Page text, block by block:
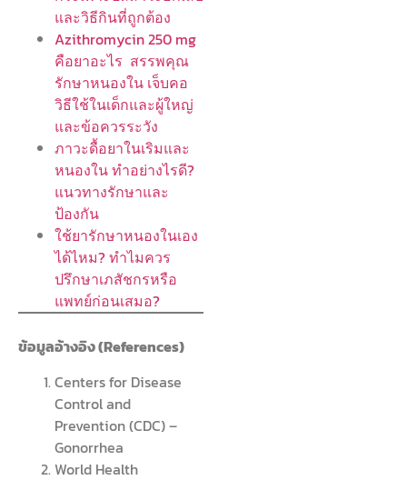
และวิธีกินที่ถูกต้อง
Azithromycin 250 mg
คือยาอะไร สรรพคุณ
รักษาหนองใน เจ็บคอ
วิธีใช้ในเด็กและผู้ใหญ่
และข้อควรระวัง
ภาวะดื้อยาในเริมและ
หนองใน ทำอย่างไรดี?
แนวทางรักษาและ
ป้องกัน
ใช้ยารักษาหนองในเอง
ได้ไหม? ทำไมควร
ปรึกษาเภสัชกรหรือ
แพทย์ก่อนเสมอ?
ข้อมูลอ้างอิง (References)
Centers for Disease
Control and
Prevention (CDC) –
Gonorrhea
World Health